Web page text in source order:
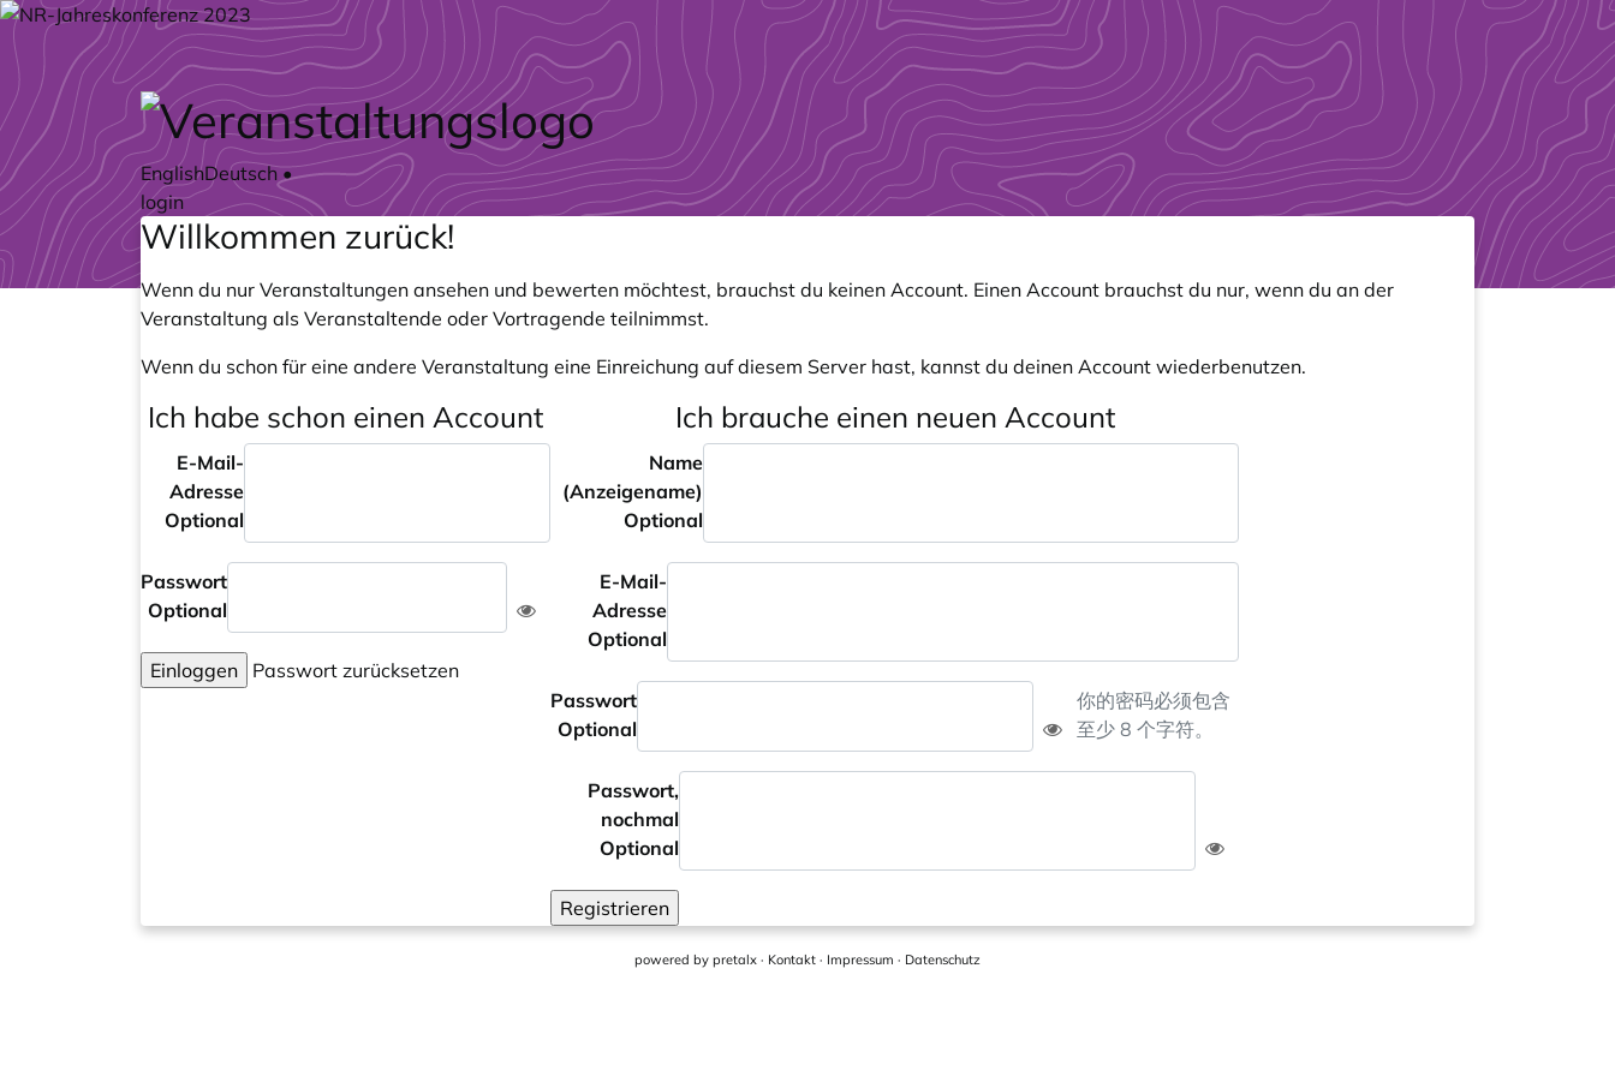
Zum Hauptteil springen
EnglishDeutsch•
login
Willkommen zurück!
Wenn du nur Veranstaltungen ansehen und bewerten möchtest, brauchst du keinen Account. Einen Account brauchst du nur, wenn du an der
Veranstaltung als Veranstaltende oder Vortragende teilnimmst.
Wenn du schon für eine andere Veranstaltung eine Einreichung auf diesem Server hast, kannst du deinen Account wiederbenutzen.
Ich habe schon einen Account
E-Mail-
Adresse
Optional
Passwort
Optional
Einloggen Passwort zurücksetzen
Ich brauche einen neuen Account
Name
(Anzeigename)
Optional
E-Mail-
Adresse
Optional
Passwort
Optional
你的密码必须包含
至少 8 个字符。
Passwort,
nochmal
Optional
Registrieren
powered by pretalx · Kontakt · Impressum · Datenschutz